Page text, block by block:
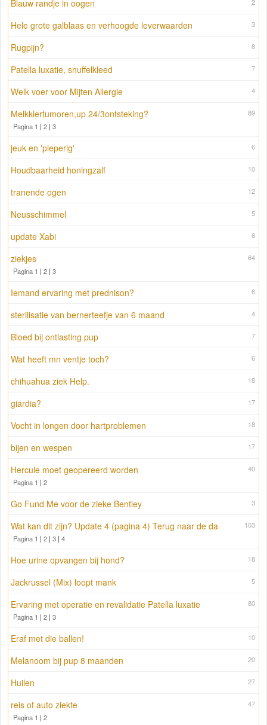
2
Blauw randje in oogen
3
Hele grote galblaas en verhoogde leverwaarden
8
Rugpijn?
7
Patella luxatie, snuffelkleed
4
Welk voer voor Mijten Allergie
89
Melkkiertumoren,up 24/3ontsteking?
Pagina 1 | 2 | 3
6
jeuk en 'pieperig'
10
Houdbaarheid honingzalf
12
tranende ogen
5
Neusschimmel
6
update Xabi
64
ziekjes
Pagina 1 | 2 | 3
6
Iemand ervaring met prednison?
4
sterilisatie van bernerteefje van 6 maand
7
Bloed bij ontlasting pup
6
Wat heeft mn ventje toch?
18
chihuahua ziek Help.
17
giardia?
18
Vocht in longen door hartproblemen
17
bijen en wespen
40
Hercule moet geopereerd worden
Pagina 1 | 2
3
Go Fund Me voor de zieke Bentley
103
Wat kan dit zijn? Update 4 (pagina 4) Terug naar de da
Pagina 1 | 2 | 3 | 4
18
Hoe urine opvangen bij hond?
5
Jackrussel (Mix) loopt mank
80
Ervaring met operatie en revalidatie Patella luxatie
Pagina 1 | 2 | 3
10
Eraf met die ballen!
20
Melanoom bij pup 8 maanden
27
Huilen
47
reis of auto ziekte
Pagina 1 | 2